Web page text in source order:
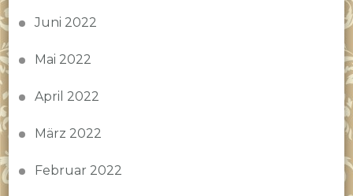
Juni 2022
Mai 2022
April 2022
März 2022
Februar 2022